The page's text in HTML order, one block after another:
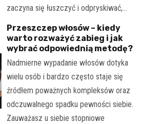
zaczyna się łuszczyć i odpryskiwać,…
Przeszczep włosów – kiedy
warto rozważyć zabieg i jak
wybrać odpowiednią metodę?
Nadmierne wypadanie włosów dotyka
wielu osób i bardzo często staje się
źródłem poważnych kompleksów oraz
odczuwalnego spadku pewności siebie.
Zauważasz u siebie stopniowe